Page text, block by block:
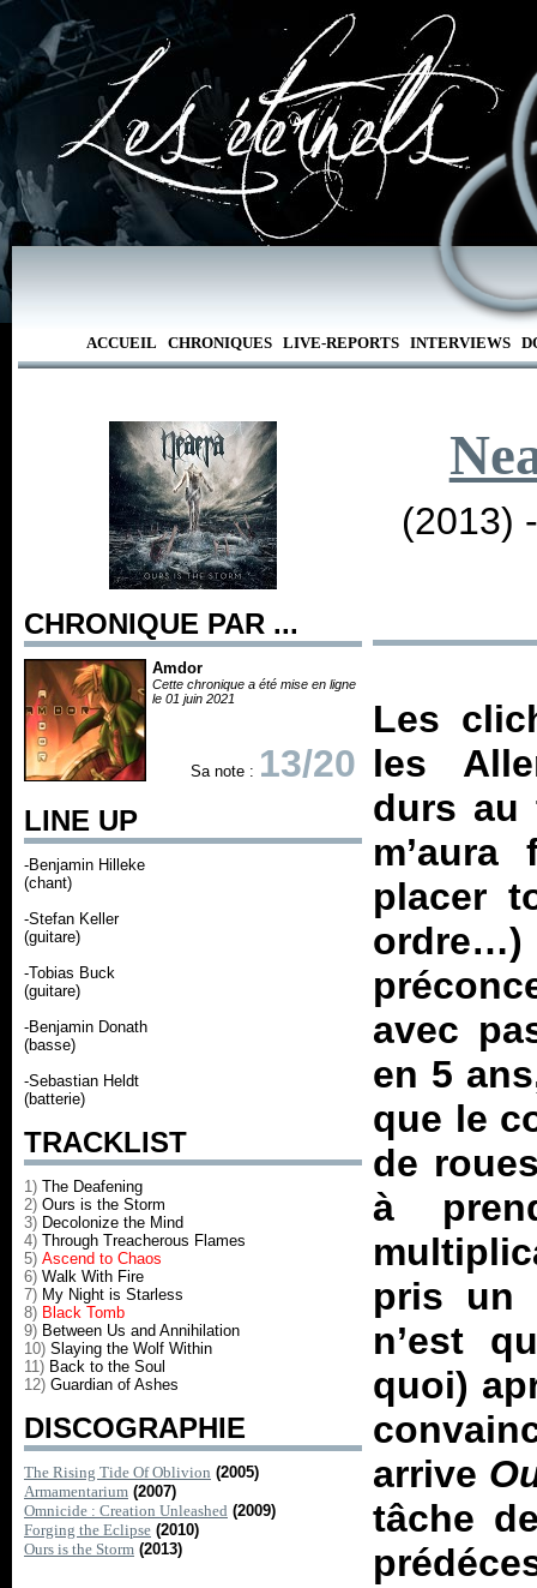
ACCUEIL CHRONIQUES LIVE-REPORTS INTERVIEWS
CHRONIQUE PAR ...
Amdor
Cette chronique a été mise en ligne
le 01 juin 2021
Sa note : 13/20
LINE UP
-Benjamin Hilleke
(chant)
-Stefan Keller
(guitare)
-Tobias Buck
(guitare)
-Benjamin Donath
(basse)
-Sebastian Heldt
(batterie)
TRACKLIST
1) The Deafening
2) Ours is the Storm
3) Decolonize the Mind
4) Through Treacherous Flames
5) Ascend to Chaos
6) Walk With Fire
7) My Night is Starless
8) Black Tomb
9) Between Us and Annihilation
10) Slaying the Wolf Within
11) Back to the Soul
12) Guardian of Ashes
DISCOGRAPHIE
The Rising Tide Of Oblivion (2005)
Armamentarium (2007)
Omnicide : Creation Unleashed (2009)
Forging the Eclipse (2010)
Ours is the Storm (2013)
(2013)
Les
les
durs au
placer
avec
en 5
que le
de
à
pris un
n’est
quoi)
arrive
tâche